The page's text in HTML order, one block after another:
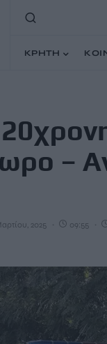
ΚΡΗΤΗ
για 4 κλοπές σε
–
2025 09:55